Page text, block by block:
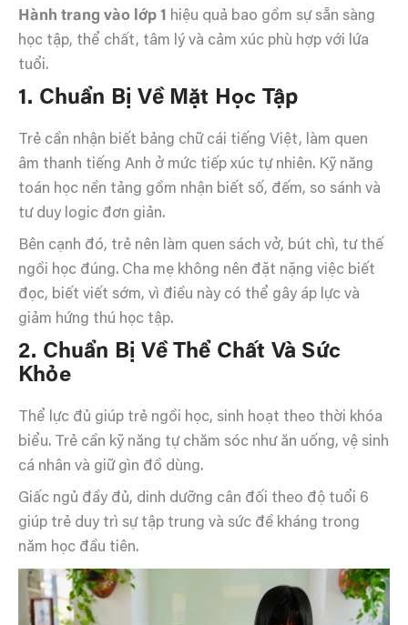
Hành trang vào lớp 1 hiệu quả bao gồm sự sẵn sàng
học tập, thể chất, tâm lý và cảm xúc phù hợp với lứa
tuổi.
1. Chuẩn Bị Về Mặt Học Tập
Trẻ cần nhận biết bảng chữ cái tiếng Việt, làm quen
âm thanh tiếng Anh ở mức tiếp xúc tự nhiên. Kỹ năng
toán học nền tảng gồm nhận biết số, đếm, so sánh và
tư duy logic đơn giản.
Bên cạnh đó, trẻ nên làm quen sách vở, bút chì, tư thế
ngồi học đúng. Cha mẹ không nên đặt nặng việc biết
đọc, biết viết sớm, vì điều này có thể gây áp lực và
giảm hứng thú học tập.
2. Chuẩn Bị Về Thể Chất Và Sức
Khỏe
Thể lực đủ giúp trẻ ngồi học, sinh hoạt theo thời khóa
biểu. Trẻ cần kỹ năng tự chăm sóc như ăn uống, vệ sinh
cá nhân và giữ gìn đồ dùng.
Giấc ngủ đầy đủ, dinh dưỡng cân đối theo độ tuổi 6
giúp trẻ duy trì sự tập trung và sức đề kháng trong
năm học đầu tiên.